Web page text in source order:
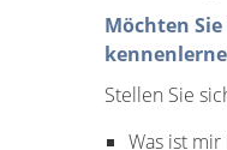
Möchten
Stellen Sie
Was ist